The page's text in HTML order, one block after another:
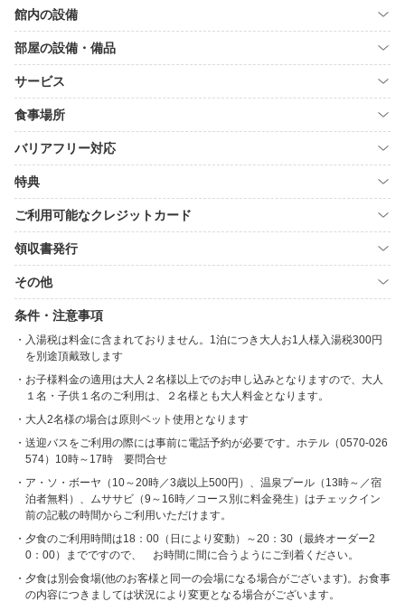
館内の設備
部屋の設備・備品
サービス
食事場所
バリアフリー対応
特典
ご利用可能なクレジットカード
領収書発行
その他
条件・注意事項
入湯税は料金に含まれておりません。1泊につき大人お1人様入湯税300円
を別途頂戴致します
お子様料金の適用は大人２名様以上でのお申し込みとなりますので、大人
１名・子供１名のご利用は、２名様とも大人料金となります。
大人2名様の場合は原則ベット使用となります
送迎バスをご利用の際には事前に電話予約が必要です。ホテル（0570-026
574）10時～17時 要問合せ
ア・ソ・ボーヤ（10～20時／3歳以上500円）、温泉プール（13時～／宿
泊者無料）、ムササビ（9～16時／コース別に料金発生）はチェックイン
前の記載の時間からご利用いただけます。
夕食のご利用時間は18：00（日により変動）～20：30（最終オーダー2
0：00）までですので、 お時間に間に合うようにご到着ください。
夕食は別会食場(他のお客様と同一の会場になる場合がございます)。お食事
の内容につきましては状況により変更となる場合がございます。